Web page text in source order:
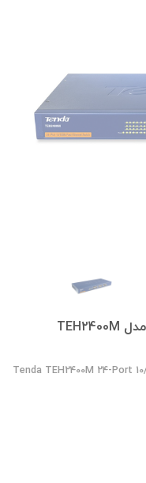
#کابل شبکه نگزنس
Tenda TEH2400M 24-Port